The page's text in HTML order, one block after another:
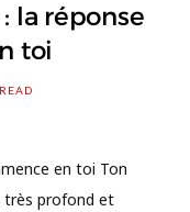
la réponse
toi
en toi Ton
très profond et